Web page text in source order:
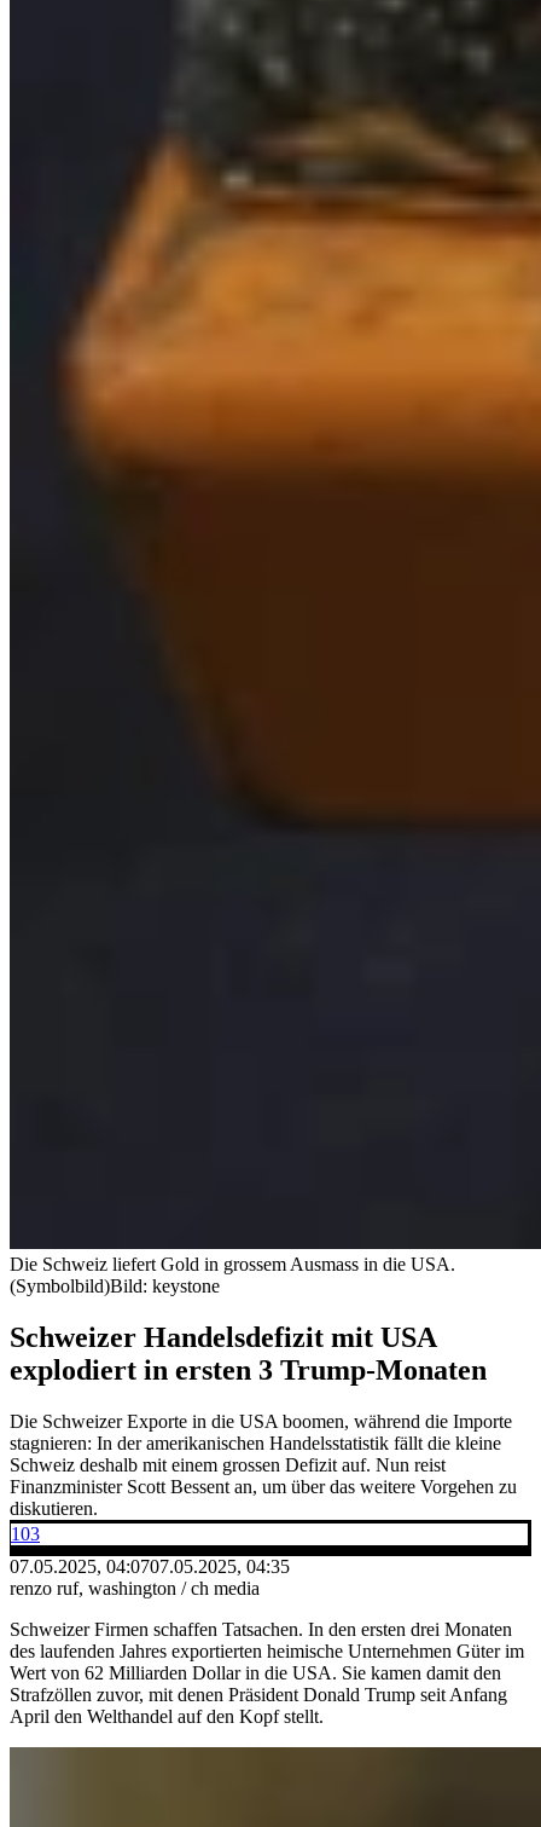
Die Schweiz liefert Gold in grossem Ausmass in die USA.
(Symbolbild)Bild: keystone
Schweizer Handelsdefizit mit USA
explodiert in ersten 3 Trump-Monaten
Die Schweizer Exporte in die USA boomen, während die Importe
stagnieren: In der amerikanischen Handelsstatistik fällt die kleine
Schweiz deshalb mit einem grossen Defizit auf. Nun reist
Finanzminister Scott Bessent an, um über das weitere Vorgehen zu
diskutieren.
103
07.05.2025, 04:0707.05.2025, 04:35
renzo ruf, washington / ch media
Schweizer Firmen schaffen Tatsachen. In den ersten drei Monaten
des laufenden Jahres exportierten heimische Unternehmen Güter im
Wert von 62 Milliarden Dollar in die USA. Sie kamen damit den
Strafzöllen zuvor, mit denen Präsident Donald Trump seit Anfang
April den Welthandel auf den Kopf stellt.